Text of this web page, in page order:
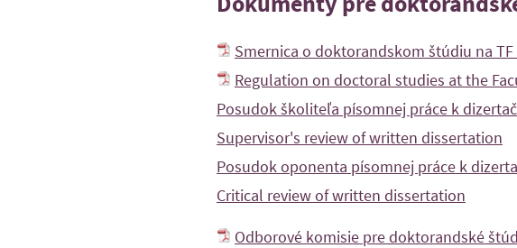
Smernica o doktorandskom štúdiu na TF
Regulation on doctoral studies at the
Posudok školiteľa písomnej práce k
Supervisor's review of written dissertation
Posudok oponenta písomnej práce k
Critical review of written dissertation
Odborové komisie pre doktorandské